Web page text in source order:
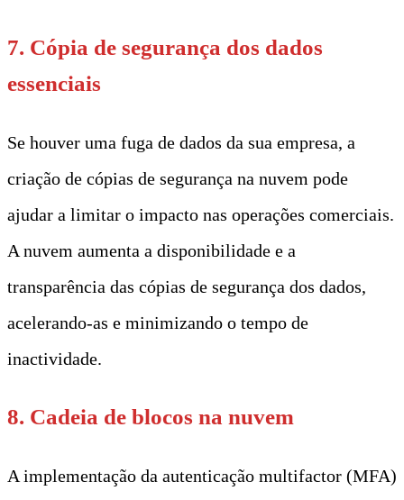
7. Cópia de segurança dos dados
essenciais
Se houver uma fuga de dados da sua empresa, a
criação de cópias de segurança na nuvem pode
ajudar a limitar o impacto nas operações comerciais.
A nuvem aumenta a disponibilidade e a
transparência das cópias de segurança dos dados,
acelerando-as e minimizando o tempo de
inactividade.
8. Cadeia de blocos na nuvem
A implementação da autenticação multifactor (MFA)